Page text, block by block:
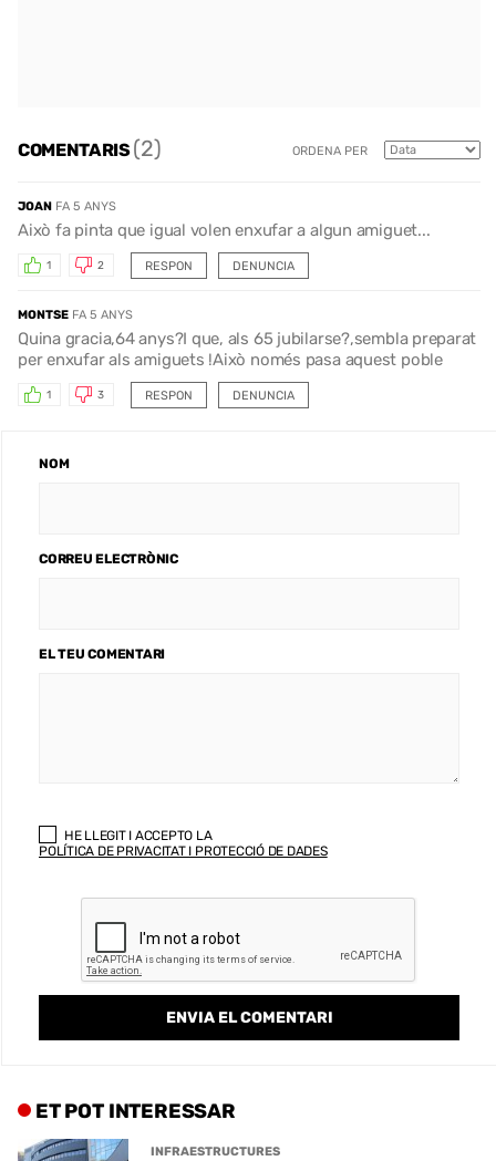
COMENTARIS(2) ORDENA PER
JOAN FA 5 ANYS
Això fa pinta que igual volen enxufar a algun amiguet...
RESPON
1 2 DENUNCIA
MONTSE FA 5 ANYS
Quina gracia,64 anys?I que, als 65 jubilarse?,sembla preparat
per enxufar als amiguets !Això només pasa aquest poble
RESPON
1 3 DENUNCIA
NOM
CORREU ELECTRÒNIC
EL TEU COMENTARI
HE LLEGIT I ACCEPTO LA
POLÍTICA DE PRIVACITAT I PROTECCIÓ DE DADES
ET POT INTERESSAR
INFRAESTRUCTURES